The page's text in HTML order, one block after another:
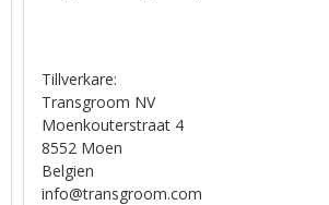
Tillverkare:
Transgroom NV
Moenkouterstraat 4
8552 Moen
Belgien
info@transgroom.com